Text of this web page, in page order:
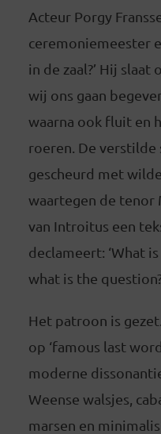
Acteur Porgy
ceremoniemeester
in de zaal?’ Hij
wij ons gaan
waarna ook fluit en
roeren. De
gescheurd met
waartegen de tenor
van Introitus een
declameert: ‘What
what is the
Het patroon is
op ‘famous last
moderne
Weense walsjes,
marsen en